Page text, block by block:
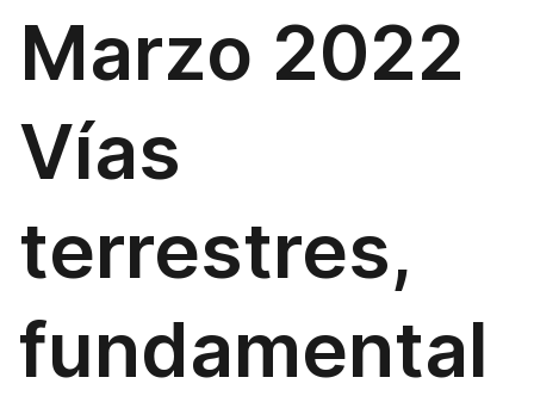
Marzo 2022
Vías
terrestres,
fundamental